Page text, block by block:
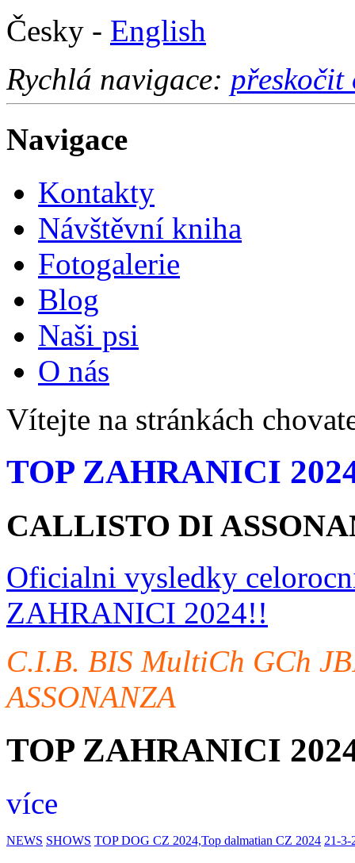
Česky - English
Rychlá navigace: přeskočit
Navigace
Kontakty
Návštěvní kniha
Fotogalerie
Blog
Naši psi
O nás
Vítejte na stránkách
TOP ZAHRANICI
CALLISTO DI
Oficialni vysledky
ZAHRANICI 2024!!
C.I.B. BIS MultiCh GCh
ASSONANZA
TOP ZAHRANICI
více
NEWS SHOWS TOP DOG CZ 2024,Top dalmatian CZ 2024 21-